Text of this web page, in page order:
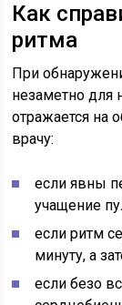
Как
ритма
При
незаметно для
отражается на
врачу:
если явны
учащение
если ритм
минуту, а
если безо